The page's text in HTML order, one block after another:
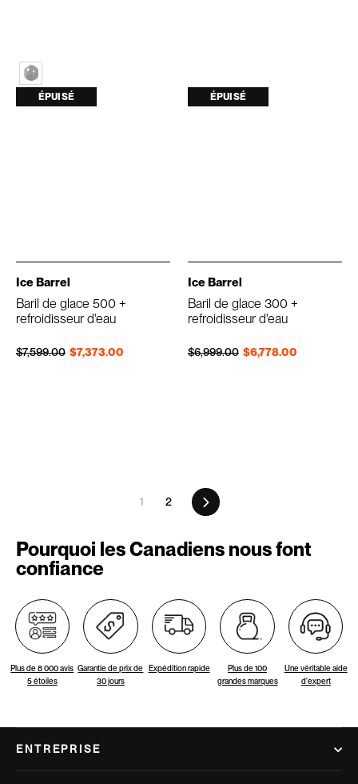
ÉPUISÉ
Ice Barrel
Baril de glace 500 +
refroidisseur d'eau
$7,373.00
Prix régulier
$7,599.00
Prix réduit
ÉPUISÉ
Ice Barrel
Baril de glace 300 +
refroidisseur d'eau
$6,778.00
Prix régulier
$6,999.00
Prix réduit
1 2 Suivant
Pourquoi les Canadiens nous font
confiance
Plus de 8 000 avis
5 étoiles
Garantie de prix de
30 jours
Expédition rapide
Plus de 100
grandes marques
Une véritable aide
d'expert
ENTREPRISE